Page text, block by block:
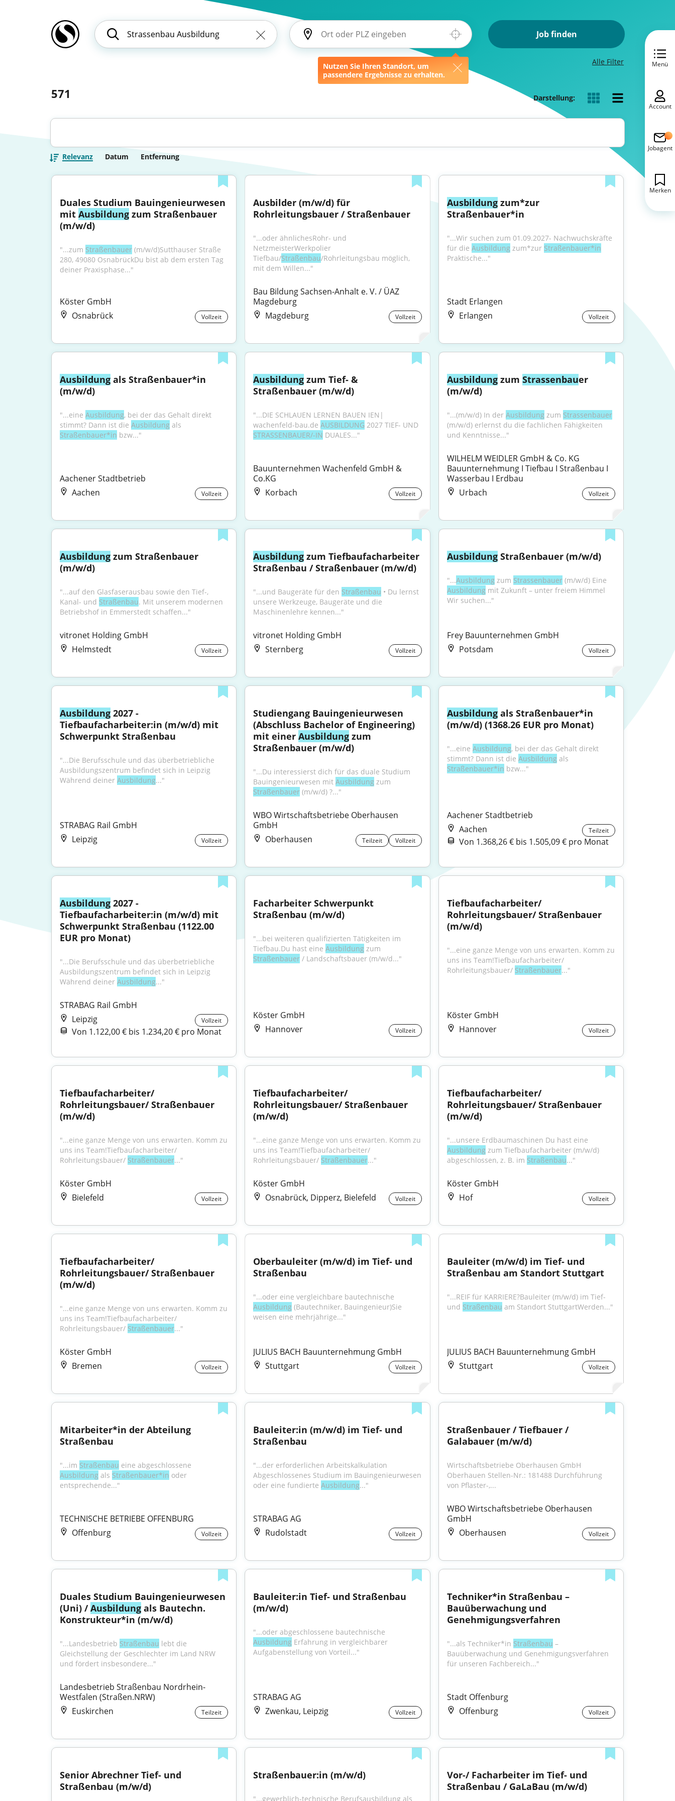
Nutzen Sie Ihren Standort, um
passendere Ergebnisse zu erhalten.
Job finden
Alle Filter
571 Darstellung:
Relevanz Datum Entfernung
Duales Studium Bauingenieurwesen
mit Ausbildung zum Straßenbauer
(m/w/d)
"...zum Straßenbauer (m/w/d)Sutthauser Straße
280, 49080 OsnabrückDu bist ab dem ersten Tag
deiner Praxisphase..."
Köster GmbH
Osnabrück
Vollzeit
Ausbilder (m/w/d) für
Rohrleitungsbauer / Straßenbauer
"...oder ähnlichesRohr- und
NetzmeisterWerkpolier
Tiefbau/Straßenbau/Rohrleitungsbau möglich,
mit dem Willen..."
Bau Bildung Sachsen-Anhalt e. V. / ÜAZ
Magdeburg
Magdeburg
Vollzeit
Ausbildung zum*zur
Straßenbauer*in
"...Wir suchen zum 01.09.2027- Nachwuchskräfte
für die Ausbildung zum*zur Straßenbauer*in
Praktische..."
Stadt Erlangen
Erlangen
Vollzeit
Ausbildung als Straßenbauer*in
(m/w/d)
"...eine Ausbildung, bei der das Gehalt direkt
stimmt? Dann ist die Ausbildung
Straßenbauer*in bzw..."
Aachener Stadtbetrieb
Aachen
Vollzeit
Ausbildung zum Tief- &
Straßenbauer (m/w/d)
"...DIE SCHLAUEN LERNEN BAUEN IEN|
wachenfeld-bau.de AUSBILDUNG
STRASSENBAUER/-IN DUALES..."
Bauunternehmen Wachenfeld GmbH &
Co.KG
Korbach
Vollzeit
Ausbildung zum Strassenbauer
(m/w/d)
"...(m/w/d) In der Ausbildung zum Strassenbauer
(m/w/d) erlernst du die fachlichen Fähigkeiten
und Kenntnisse..."
WILHELM WEIDLER GmbH & Co. KG
Bauunternehmung I Tiefbau I Straßenbau I
Wasserbau I Erdbau
Urbach
Vollzeit
Ausbildung zum Straßenbauer
(m/w/d)
"...auf den Glasfaserausbau sowie den Tief-,
Kanal- und Straßenbau. Mit unserem modernen
Betriebshof in Emmerstedt schaffen..."
vitronet Holding GmbH
Helmstedt
Vollzeit
Ausbildung zum Tiefbaufacharbeiter
Straßenbau / Straßenbauer (m/w/d)
"...und Baugeräte für den Straßenbau • Du lernst
unsere Werkzeuge, Baugeräte und die
Maschinenlehre kennen..."
vitronet Holding GmbH
Sternberg
Vollzeit
Ausbildung Straßenbauer (m/w/d)
"...Ausbildung zum Strassenbauer
Ausbildung mit Zukunft – unter freiem Himmel
Wir suchen..."
Frey Bauunternehmen GmbH
Potsdam
Vollzeit
Ausbildung 2027 -
Tiefbaufacharbeiter:in (m/w/d) mit
Schwerpunkt Straßenbau
"...Die Berufsschule und das überbetriebliche
Ausbildungszentrum befindet sich in Leipzig
Während deiner Ausbildung..."
STRABAG Rail GmbH
Leipzig
Vollzeit
Studiengang Bauingenieurwesen
(Abschluss Bachelor of Engineering)
mit einer Ausbildung zum
Straßenbauer (m/w/d)
"...Du interessierst dich für das duale Studium
Bauingenieurwesen mit Ausbildung
Straßenbauer (m/w/d) ?..."
WBO Wirtschaftsbetriebe Oberhausen
GmbH
Oberhausen
Teilzeit Vollzeit
Ausbildung als Straßenbauer*in
(m/w/d) (1368.26 EUR pro Monat)
"...eine Ausbildung, bei der das Gehalt direkt
stimmt? Dann ist die Ausbildung
Straßenbauer*in bzw..."
Aachener Stadtbetrieb
Aachen
Teilzeit
Von 1.368,26 € bis 1.505,09 € pro Monat
Ausbildung 2027 -
Tiefbaufacharbeiter:in (m/w/d) mit
Schwerpunkt Straßenbau (1122.00
EUR pro Monat)
"...Die Berufsschule und das überbetriebliche
Ausbildungszentrum befindet sich in Leipzig
Während deiner Ausbildung..."
STRABAG Rail GmbH
Leipzig
Vollzeit
Von 1.122,00 € bis 1.234,20 € pro Monat
Facharbeiter Schwerpunkt
Straßenbau (m/w/d)
"...bei weiteren qualifizierten Tätigkeiten im
Tiefbau.Du hast eine Ausbildung
Straßenbauer / Landschaftsbauer (m/w/d..."
Köster GmbH
Hannover
Vollzeit
Tiefbaufacharbeiter/
Rohrleitungsbauer/ Straßenbauer
(m/w/d)
"...eine ganze Menge von uns erwarten. Komm zu
uns ins Team!Tiefbaufacharbeiter/
Rohrleitungsbauer/ Straßenbauer..."
Köster GmbH
Hannover
Vollzeit
Tiefbaufacharbeiter/
Rohrleitungsbauer/ Straßenbauer
(m/w/d)
"...eine ganze Menge von uns erwarten. Komm zu
uns ins Team!Tiefbaufacharbeiter/
Rohrleitungsbauer/ Straßenbauer..."
Köster GmbH
Bielefeld
Vollzeit
Tiefbaufacharbeiter/
Rohrleitungsbauer/ Straßenbauer
(m/w/d)
"...eine ganze Menge von uns erwarten. Komm zu
uns ins Team!Tiefbaufacharbeiter/
Rohrleitungsbauer/ Straßenbauer..."
Köster GmbH
Osnabrück, Dipperz, Bielefeld
Vollzeit
Tiefbaufacharbeiter/
Rohrleitungsbauer/ Straßenbauer
(m/w/d)
Ausbildung zum Tiefbaufacharbeiter (m/w/d)
abgeschlossen, z. B. im Straßenbau..."
Köster GmbH
Hof
Vollzeit
Tiefbaufacharbeiter/
Rohrleitungsbauer/ Straßenbauer
(m/w/d)
"...eine ganze Menge von uns erwarten. Komm zu
uns ins Team!Tiefbaufacharbeiter/
Rohrleitungsbauer/ Straßenbauer..."
Köster GmbH
Bremen
Vollzeit
Oberbauleiter (m/w/d) im Tief- und
Straßenbau
Ausbildung (Bautechniker, Bauingenieur)Sie
weisen eine mehrjährige..."
JULIUS BACH Bauunternehmung GmbH
Stuttgart
Vollzeit
Bauleiter (m/w/d) im Tief- und
Straßenbau am Standort Stuttgart
"...REIF für KARRIERE?Bauleiter (m/w/d) im Tief-
und Straßenbau am Standort StuttgartWerden..."
JULIUS BACH Bauunternehmung GmbH
Stuttgart
Vollzeit
Mitarbeiter*in der Abteilung
Straßenbau
"...im Straßenbau
Ausbildung als Straßenbauer*in oder
entsprechende..."
TECHNISCHE BETRIEBE OFFENBURG
Offenburg
Vollzeit
Bauleiter:in (m/w/d) im Tief- und
Straßenbau
"...der erforderlichen Arbeitskalkulation
Abgeschlossenes Studium im Bauingenieurwesen
oder eine fundierte Ausbildung..."
STRABAG AG
Rudolstadt
Vollzeit
Straßenbauer / Tiefbauer /
Galabauer (m/w/d)
Wirtschaftsbetriebe Oberhausen GmbH
Oberhauen Stellen-Nr.: 181488 Durchführung
von Pflaster-,...
WBO Wirtschaftsbetriebe Oberhausen
GmbH
Oberhausen
Vollzeit
Duales Studium Bauingenieurwesen
(Uni) / Ausbildung als Bautechn.
Konstrukteur*in (m/w/d)
"...Landesbetrieb Straßenbau lebt die
Gleichstellung der Geschlechter im Land NRW
und fördert insbesondere..."
Landesbetrieb Straßenbau Nordrhein-
Westfalen (Straßen.NRW)
Euskirchen
Teilzeit
Bauleiter:in Tief- und Straßenbau
(m/w/d)
Ausbildung Erfahrung in vergleichbarer
Aufgabenstellung von Vorteil..."
STRABAG AG
Zwenkau, Leipzig
Vollzeit
Techniker*in Straßenbau –
Bauüberwachung und
Genehmigungsverfahren
"...als Techniker*in Straßenbau –
Bauüberwachung und Genehmigungsverfahren
für unseren Fachbereich..."
Stadt Offenburg
Offenburg
Vollzeit
Senior Abrechner Tief- und
Straßenbau (m/w/d)
Straßenbauer:in (m/w/d)
"...gewerblich-technische Berufsausbildung als
Vor-/ Facharbeiter im Tief- und
Straßenbau / GaLaBau (m/w/d)
Menü
Account
Jobagent
Merken